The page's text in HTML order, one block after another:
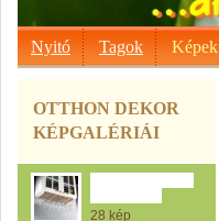
Nyitó Tagok Képek
OTTHON DEKOR
KÉPGALÉRIÁI
28 kép